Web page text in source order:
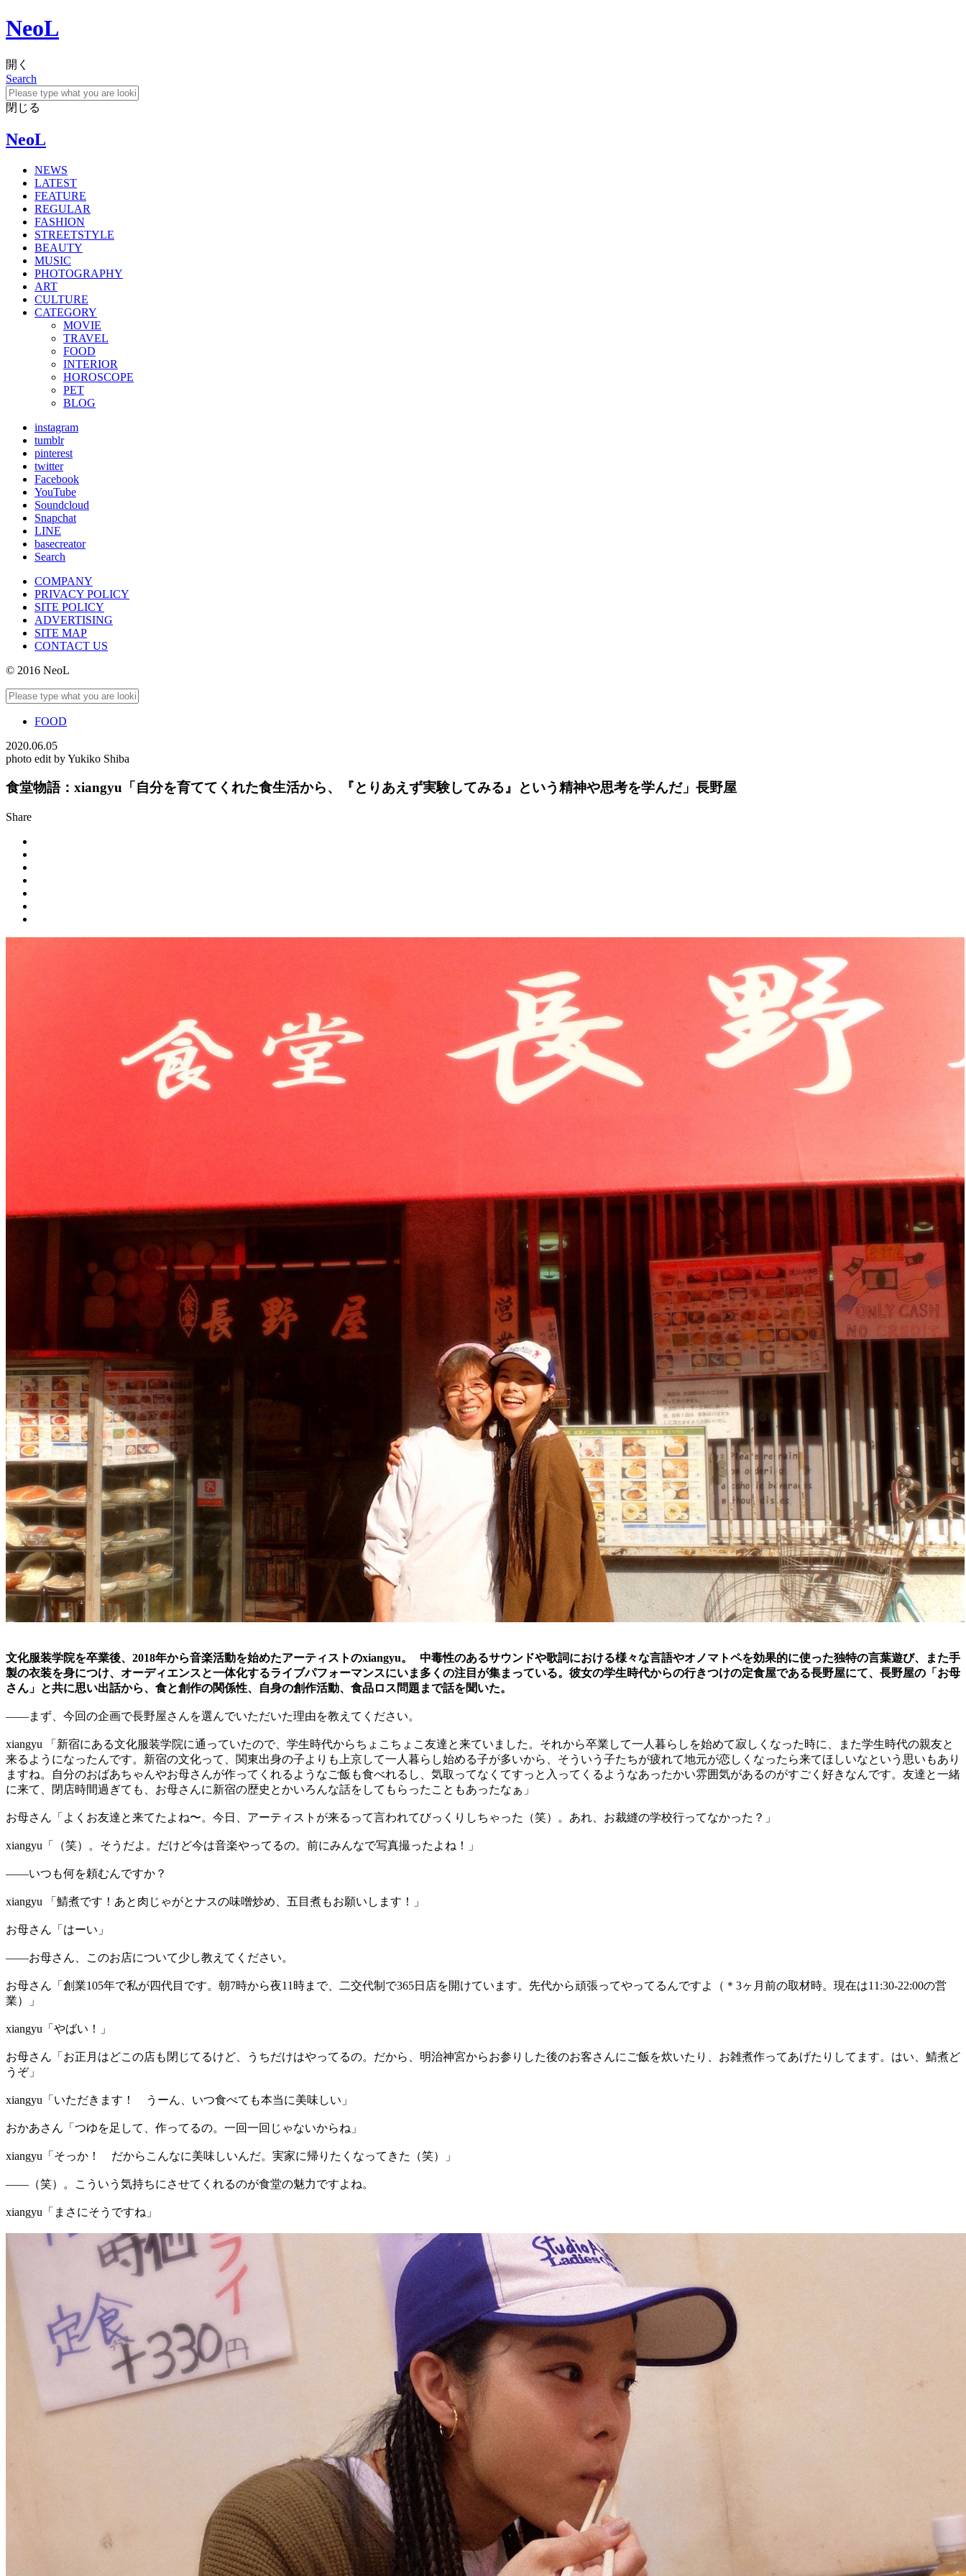
NeoL
開く
Search
閉じる
NeoL
NEWS
LATEST
FEATURE
REGULAR
FASHION
STREETSTYLE
BEAUTY
MUSIC
PHOTOGRAPHY
ART
CULTURE
CATEGORY
MOVIE
TRAVEL
FOOD
INTERIOR
HOROSCOPE
PET
BLOG
instagram
tumblr
pinterest
twitter
Facebook
YouTube
Soundcloud
Snapchat
LINE
basecreator
Search
COMPANY
PRIVACY POLICY
SITE POLICY
ADVERTISING
SITE MAP
CONTACT US
© 2016 NeoL
FOOD
2020.06.05
photo edit by Yukiko Shiba
食堂物語：xiangyu「自分を育ててくれた食生活から、『とりあえず実験してみる』という精神や思考を学んだ」長野屋
Share
文化服装学院を卒業後、2018年から音楽活動を始めたアーティストのxiangyu。 中毒性のあるサウンドや歌詞における様々な言語やオノマトペを効果的に使った独特の言葉遊び、また手
製の衣装を身につけ、オーディエンスと一体化するライブパフォーマンスにいま多くの注目が集まっている。 彼女の学生時代からの行きつけの定食屋である長野屋にて、長野屋の「お母
さん」と共に思い出話から、食と創作の関係性、自身の創作活動、食品ロス問題まで話を聞いた。
――まず、今回の企画で長野屋さんを選んでいただいた理由を教えてください。
xiangyu 「新宿にある文化服装学院に通っていたので、学生時代からちょこちょこ友達と来ていました。それから卒業して一人暮らしを始めて寂しくなった時に、また学生時代の親友と
来るようになったんです。新宿の文化って、関東出身の子よりも上京して一人暮らし始める子が多いから、そういう子たちが疲れて地元が恋しくなったら来てほしいなという思いもあり
ますね。自分のおばあちゃんやお母さんが作ってくれるようなご飯も食べれるし、気取ってなくてすっと入ってくるようなあったかい雰囲気があるのがすごく好きなんです。友達と一緒
に来て、閉店時間過ぎても、お母さんに新宿の歴史とかいろんな話をしてもらったこともあったなぁ」
お母さん「よくお友達と来てたよね〜。今日、アーティストが来るって言われてびっくりしちゃった（笑）。あれ、お裁縫の学校行ってなかった？」
xiangyu「（笑）。そうだよ。だけど今は音楽やってるの。前にみんなで写真撮ったよね！」
――いつも何を頼むんですか？
xiangyu 「鯖煮です！あと肉じゃがとナスの味噌炒め、五目煮もお願いします！」
お母さん「はーい」
――お母さん、このお店について少し教えてください。
お母さん「創業105年で私が四代目です。朝7時から夜11時まで、二交代制で365日店を開けています。先代から頑張ってやってるんですよ（＊3ヶ月前の取材時。現在は11:30-22:00の営
業）」
xiangyu「やばい！」
お母さん「お正月はどこの店も閉じてるけど、うちだけはやってるの。だから、明治神宮からお参りした後のお客さんにご飯を炊いたり、お雑煮作ってあげたりしてます。はい、鯖煮ど
うぞ」
xiangyu「いただきます！ うーん、いつ食べても本当に美味しい」
おかあさん「つゆを足して、作ってるの。一回一回じゃないからね」
xiangyu「そっか！ だからこんなに美味しいんだ。実家に帰りたくなってきた（笑）」
――（笑）。こういう気持ちにさせてくれるのが食堂の魅力ですよね。
xiangyu「まさにそうですね」